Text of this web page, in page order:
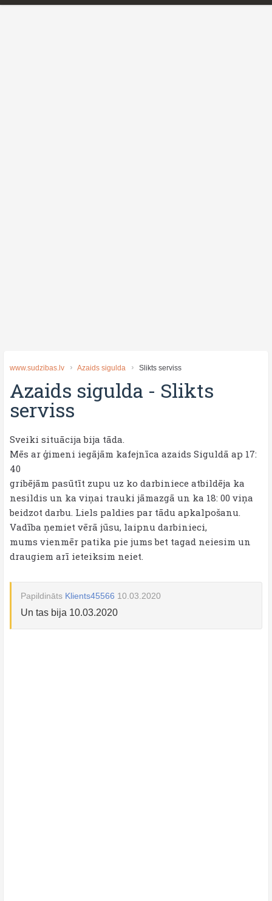
www.sudzibas.lv Azaids sigulda Slikts serviss
Azaids sigulda - Slikts
serviss
Sveiki situācija bija tāda.
Mēs ar ģimeni iegājām kafejnīca azaids Siguldā ap 17:
40
gribējām pasūtīt zupu uz ko darbiniece atbildēja ka
nesildis un ka viņai trauki jāmazgā un ka 18: 00 viņa
beidzot darbu. Liels paldies par tādu apkalpošanu.
Vadība ņemiet vērā jūsu, laipnu darbinieci,
mums vienmēr patika pie jums bet tagad neiesim un
draugiem arī ieteiksim neiet.
Papildināts Klients45566 10.03.2020
Un tas bija 10.03.2020